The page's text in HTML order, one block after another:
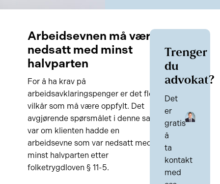
Arbeidsevnen må være
nedsatt med minst
halvparten
For å ha krav på
arbeidsavklaringspenger er det flere
vilkår som må være oppfylt. Det
avgjørende spørsmålet i denne saken
var om klienten hadde en
arbeidsevne som var nedsatt med
minst halvparten etter
folketrygdloven § 11-5.
Trenger
du
advokat?
Det
er
gratis
å
ta
kontakt
med